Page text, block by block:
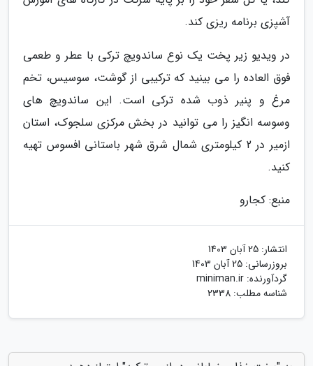
آشپزی برنامه ریزی کند.
در ویدیو زیر پخت یک نوع ساندویچ ترکی با عطر و طعمی
فوق العاده را می بینید که ترکیبی از گوشت، سوسیس، تخم
مرغ و پنیر ذوب شده ترکی است. این ساندویچ های
وسوسه انگیز را می توانید در بخش مرکزی سلجوک، استان
ازمیر در 2 کیلومتری شمال شرق شهر باستانی افسوس تهیه
کنید.
منبع: کجارو
انتشار: 25 آبان 1403
بروزرسانی: 25 آبان 1403
گردآورنده: miniman.ir
شناسه مطلب: 2338